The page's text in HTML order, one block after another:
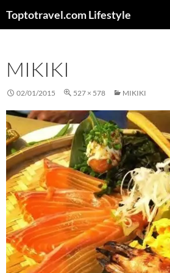
Toptotravel.com Lifestyle
MIKIKI
02/01/2015 527 × 578 MIKIKI